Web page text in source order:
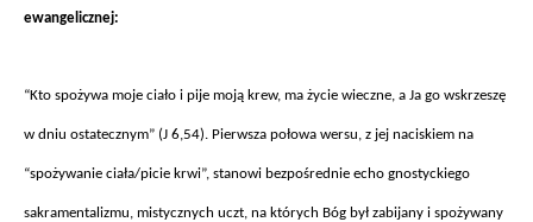
ewangelicznej:
“Kto spożywa moje ciało i pije moją krew, ma życie wieczne, a Ja go wskrzeszę
w dniu ostatecznym” (J 6,54). Pierwsza połowa wersu, z jej naciskiem na
“spożywanie ciała/picie krwi”, stanowi bezpośrednie echo gnostyckiego
sakramentalizmu, mistycznych uczt, na których Bóg był zabijany i spożywany